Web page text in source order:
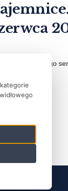
polskiego